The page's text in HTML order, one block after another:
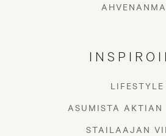
LIFESTYLE
ASUMISTA AKTIAN
STAILAAJAN